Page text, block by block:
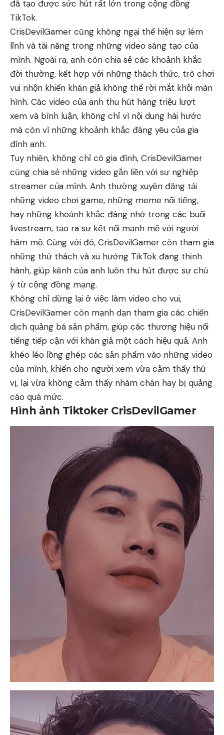
đã tạo được sức hút rất lớn trong cộng đồng
TikTok.
CrisDevilGamer cũng không ngại thể hiện sự lém
lỉnh và tài năng trong những video sáng tạo của
mình. Ngoài ra, anh còn chia sẻ các khoảnh khắc
đời thường, kết hợp với những thách thức, trò chơi
vui nhộn khiến khán giả không thể rời mắt khỏi màn
hình. Các video của anh thu hút hàng triệu lượt
xem và bình luận, không chỉ vì nội dung hài hước
mà còn vì những khoảnh khắc đáng yêu của gia
đình anh.
Tuy nhiên, không chỉ có gia đình, CrisDevilGamer
cũng chia sẻ những video gắn liền với sự nghiệp
streamer của mình. Anh thường xuyên đăng tải
những video chơi game, những meme nổi tiếng,
hay những khoảnh khắc đáng nhớ trong các buổi
livestream, tạo ra sự kết nối mạnh mẽ với người
hâm mộ. Cùng với đó, CrisDevilGamer còn tham gia
những thử thách và xu hướng TikTok đang thịnh
hành, giúp kênh của anh luôn thu hút được sự chú
ý từ cộng đồng mạng.
Không chỉ dừng lại ở việc làm video cho vui,
CrisDevilGamer còn mạnh dạn tham gia các chiến
dịch quảng bá sản phẩm, giúp các thương hiệu nổi
tiếng tiếp cận với khán giả một cách hiệu quả. Anh
khéo léo lồng ghép các sản phẩm vào những video
của mình, khiến cho người xem vừa cảm thấy thú
vị, lại vừa không cảm thấy nhàm chán hay bị quảng
cáo quá mức.
Hình ảnh Tiktoker CrisDevilGamer